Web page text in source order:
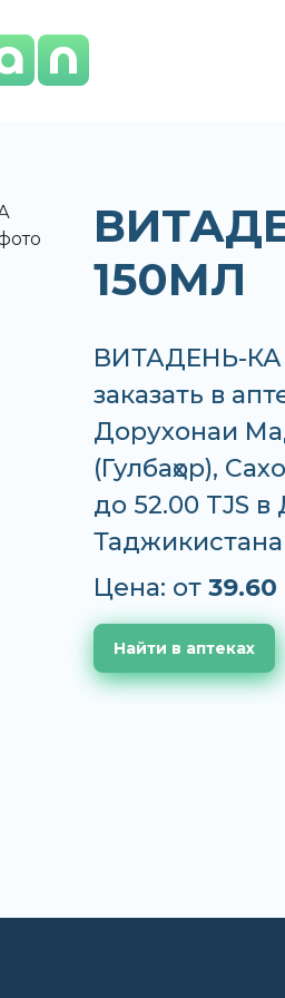
150МЛ
ВИТАДЕНЬ-КА
заказать в
Дорухонаи
(Гулбаҳор),
до 52.00 TJS
Таджикистана
Цена: от 39.60
Найти в аптеках